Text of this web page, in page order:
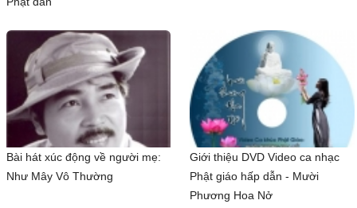
Bài hát xúc động về người mẹ:
Như Mây Vô Thường
Giới thiệu DVD Video ca nhạc
Phật giáo hấp dẫn - Mười
Phương Hoa Nở